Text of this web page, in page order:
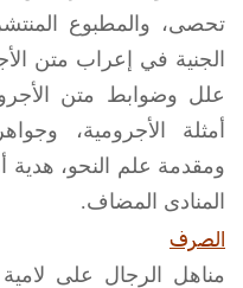
تحصى، والمطبوع المنتشر
الجنية في إعراب متن
علل وضوابط متن
أمثلة الأجرومية،
ومقدمة علم النحو، هدية
المنادى المضاف.
الصرف
مناهل الرجال على